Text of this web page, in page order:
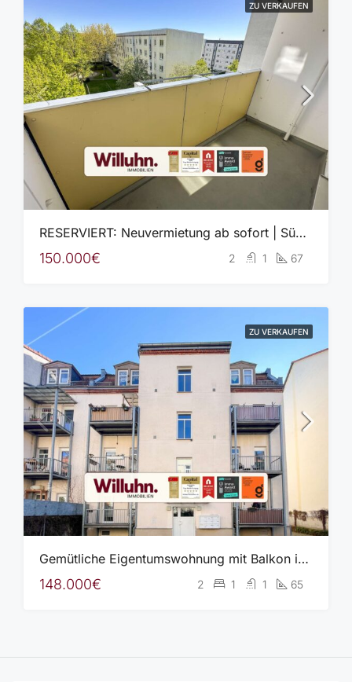
ZU VERKAUFEN
RESERVIERT: Neuvermietung ab sofort | Südostbalkon | Ruhige Lage | Aufzug | Fernwärme
150.000€ 2 1 67
ZU VERKAUFEN
Gemütliche Eigentumswohnung mit Balkon in gepflegter Wohnanlage
148.000€ 2 1 1 65